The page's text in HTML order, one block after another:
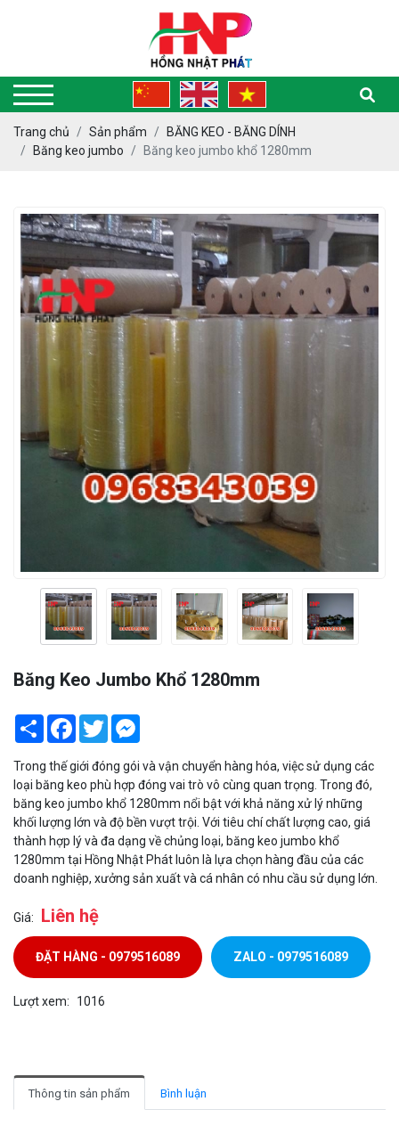
Trang chủ Sản phẩm
BĂNG KEO - BĂNG DÍNH
Băng keo jumbo
Băng keo jumbo khổ 1280mm
Băng Keo Jumbo Khổ 1280mm
Share Facebook
Twitter
Trong thế giới đóng gói và vận chuyển hàng hóa, việc sử dụng các
loại băng keo phù hợp đóng vai trò vô cùng quan trọng. Trong đó,
băng keo jumbo khổ 1280mm nổi bật với khả năng xử lý những
khối lượng lớn và độ bền vượt trội. Với tiêu chí chất lượng cao, giá
thành hợp lý và đa dạng về chủng loại, băng keo jumbo khổ
1280mm tại Hồng Nhật Phát luôn là lựa chọn hàng đầu của các
doanh nghiệp, xưởng sản xuất và cá nhân có nhu cầu sử dụng lớn.
Giá: Liên hệ
ĐẶT HÀNG - 0979516089 ZALO - 0979516089
Lượt xem: 1016
Thông tin sản phẩm Bình luận